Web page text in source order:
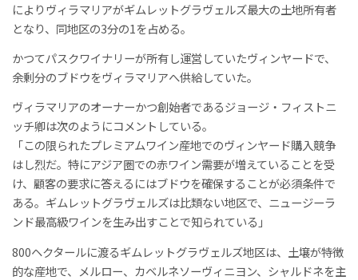
によりヴィラマリアがギムレットグラヴェルズ最大の土地所有者
となり、同地区の3分の1を占める。
かつてパスクワイナリーが所有し運営していたヴィンヤードで、
余剰分のブドウをヴィラマリアへ供給していた。
ヴィラマリアのオーナーかつ創始者であるジョージ・フィストニ
ッチ卿は次のようにコメントしている。
「この限られたプレミアムワイン産地でのヴィンヤード購入競争
はし烈だ。特にアジア圏での赤ワイン需要が増えていることを受
け、顧客の要求に答えるにはブドウを確保することが必須条件で
ある。ギムレットグラヴェルズは比類ない地区で、ニュージーラ
ンド最高級ワインを生み出すことで知られている」
800ヘクタールに渡るギムレットグラヴェルズ地区は、土壌が特徴
的な産地で、メルロー、カベルネソーヴィニヨン、シャルドネを主